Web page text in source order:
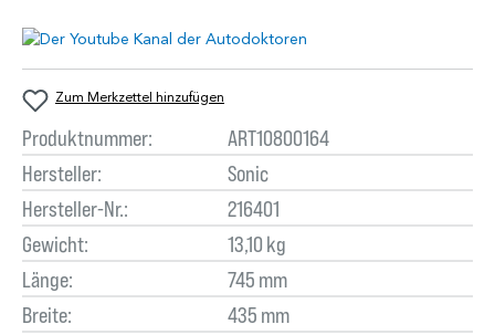
Zum Merkzettel hinzufügen
Produktnummer:
ART10800164
Hersteller:
Sonic
Hersteller-Nr.:
216401
Gewicht:
13,10 kg
Länge:
745 mm
Breite:
435 mm